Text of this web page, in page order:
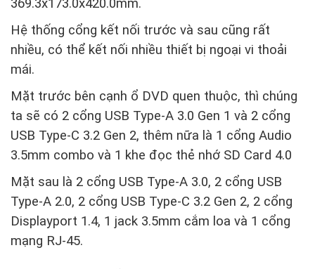
369.3x173.0x420.0mm.
Hệ thống cổng kết nối trước và sau cũng rất
nhiều, có thể kết nối nhiều thiết bị ngoại vi thoải
mái.
Mặt trước bên cạnh ổ DVD quen thuộc, thì chúng
ta sẽ có 2 cổng USB Type-A 3.0 Gen 1 và 2 cổng
USB Type-C 3.2 Gen 2, thêm nữa là 1 cổng Audio
3.5mm combo và 1 khe đọc thẻ nhớ SD Card 4.0
Mặt sau là 2 cổng USB Type-A 3.0, 2 cổng USB
Type-A 2.0, 2 cổng USB Type-C 3.2 Gen 2, 2 cổng
Displayport 1.4, 1 jack 3.5mm cắm loa và 1 cổng
mạng RJ-45.